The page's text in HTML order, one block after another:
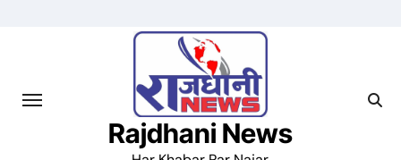
Rajdhani News